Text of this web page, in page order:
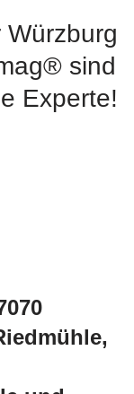
sind
Experte!